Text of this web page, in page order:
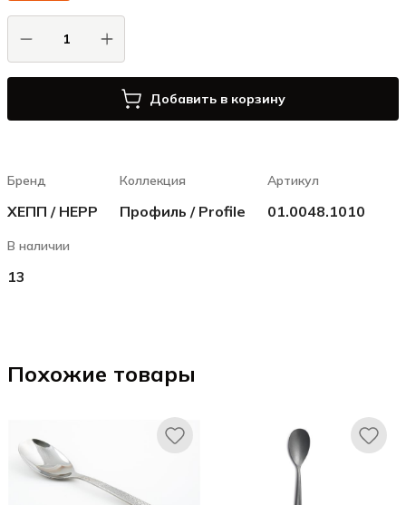
Добавить в корзину
Бренд
ХЕПП / HEPP
Коллекция
Профиль / Profile
Артикул
01.0048.1010
В наличии
13
Похожие товары